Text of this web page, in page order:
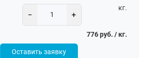
− +
кг.
776 руб. / кг.
Оставить заявку